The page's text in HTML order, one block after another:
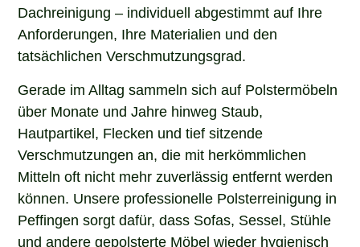
Dachreinigung – individuell abgestimmt auf Ihre
Anforderungen, Ihre Materialien und den
tatsächlichen Verschmutzungsgrad.
Gerade im Alltag sammeln sich auf Polstermöbeln
über Monate und Jahre hinweg Staub,
Hautpartikel, Flecken und tief sitzende
Verschmutzungen an, die mit herkömmlichen
Mitteln oft nicht mehr zuverlässig entfernt werden
können. Unsere professionelle Polsterreinigung in
Peffingen sorgt dafür, dass Sofas, Sessel, Stühle
und andere gepolsterte Möbel wieder hygienisch